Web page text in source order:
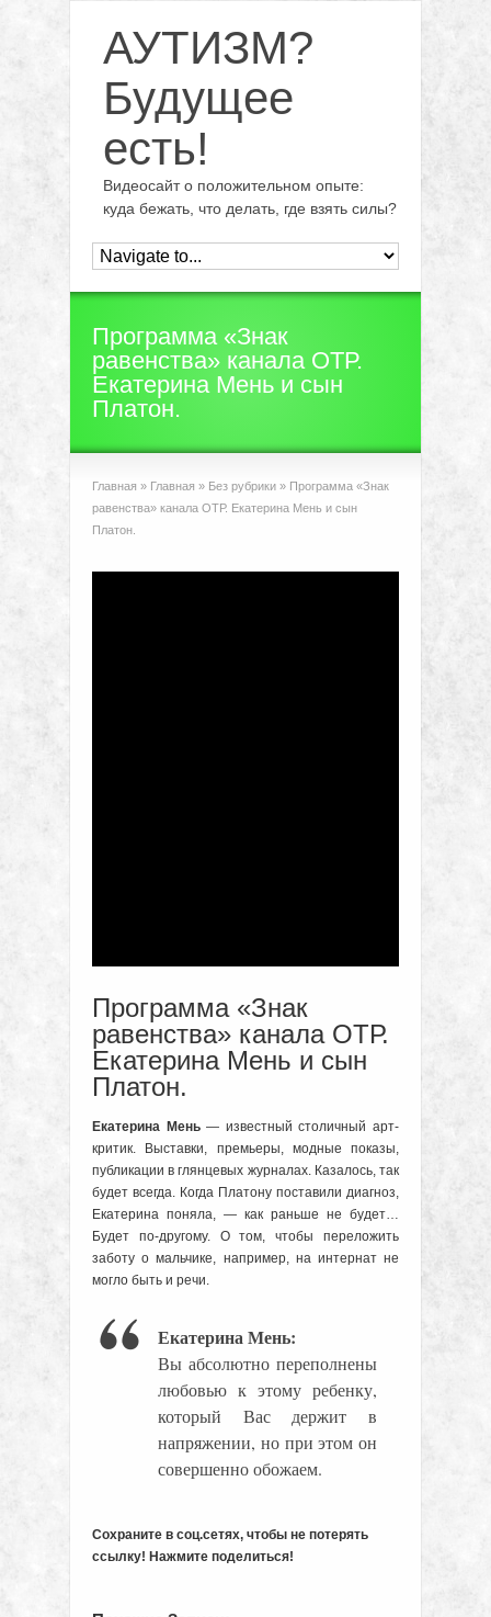
АУТИЗМ?
Будущее
есть!
Видеосайт о положительном опыте:
куда бежать, что делать, где взять силы?
Программа «Знак
равенства» канала ОТР.
Екатерина Мень и сын
Платон.
Главная » Главная » Без рубрики » Программа «Знак
равенства» канала ОТР. Екатерина Мень и сын
Платон.
Программа «Знак
равенства» канала ОТР.
Екатерина Мень и сын
Платон.
Екатерина Мень— известный столичный арт-
критик. Выставки, премьеры, модные показы,
публикации в глянцевых журналах. Казалось, так
будет всегда. Когда Платону поставили диагноз,
Екатерина поняла, — как раньше не будет…
Будет по-другому. О том, чтобы переложить
заботу о мальчике, например, на интернат не
могло быть и речи.
Екатерина Мень:
Вы абсолютно переполнены
любовью к этому ребенку,
который Вас держит в
напряжении, но при этом он
совершенно обожаем.
Сохраните в соц.сетях, чтобы не потерять
ссылку! Нажмите поделиться!